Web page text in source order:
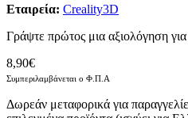
Εταιρεία: Creality3D
Γράψτε πρώτος μια αξιολόγηση
8,90€
Συμπεριλαμβάνεται ο Φ.Π.Α
Δωρεάν μεταφορικά για